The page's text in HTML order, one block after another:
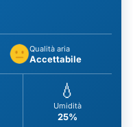
Qualità aria
Accettabile
💧
Umidità
25%